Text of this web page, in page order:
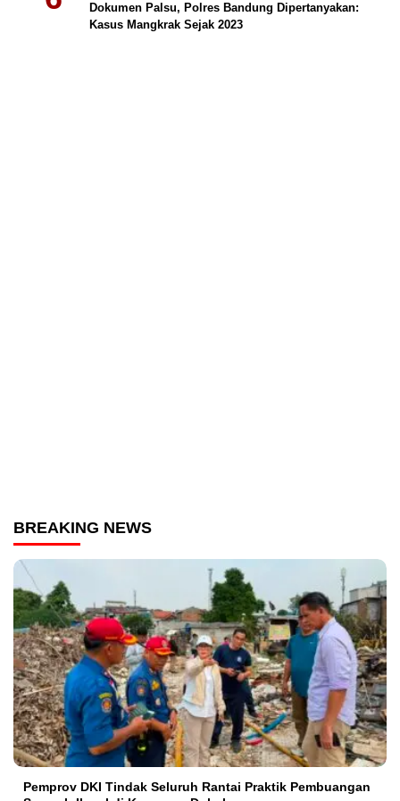
Dokumen Palsu, Polres Bandung Dipertanyakan:
Kasus Mangkrak Sejak 2023
BREAKING NEWS
Pemprov DKI Tindak Seluruh Rantai Praktik Pembuangan